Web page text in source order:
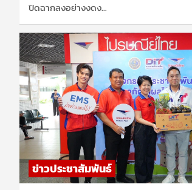
ปิดฉากลงอย่างงดง…
ข่าวประชาสัมพันธ์